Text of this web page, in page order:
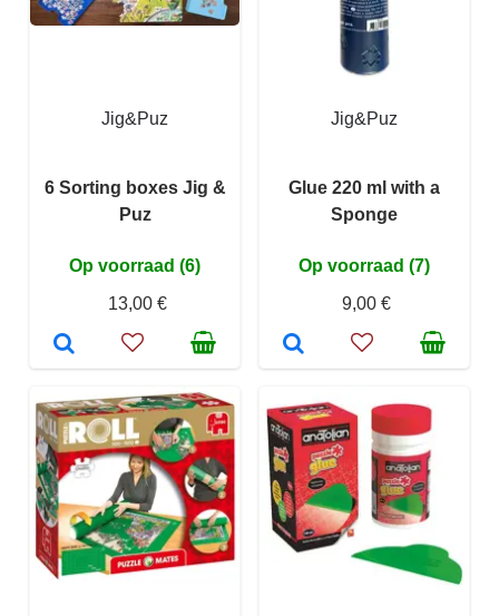
Jig&Puz
6 Sorting boxes Jig &
Puz
Op voorraad (6)
13,00 €
Jig&Puz
Glue 220 ml with a
Sponge
Op voorraad (7)
9,00 €